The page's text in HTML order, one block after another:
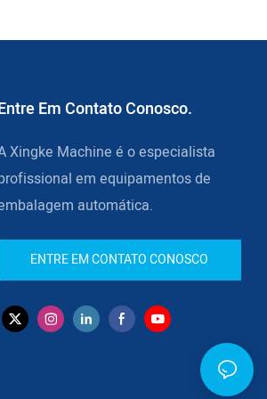
OPP/POF/PP/PE".
Em Contato Conosco.
Xingke Machine é o especialista
em equipamentos de
automática.
ENTRE EM CONTATO CONOSCO